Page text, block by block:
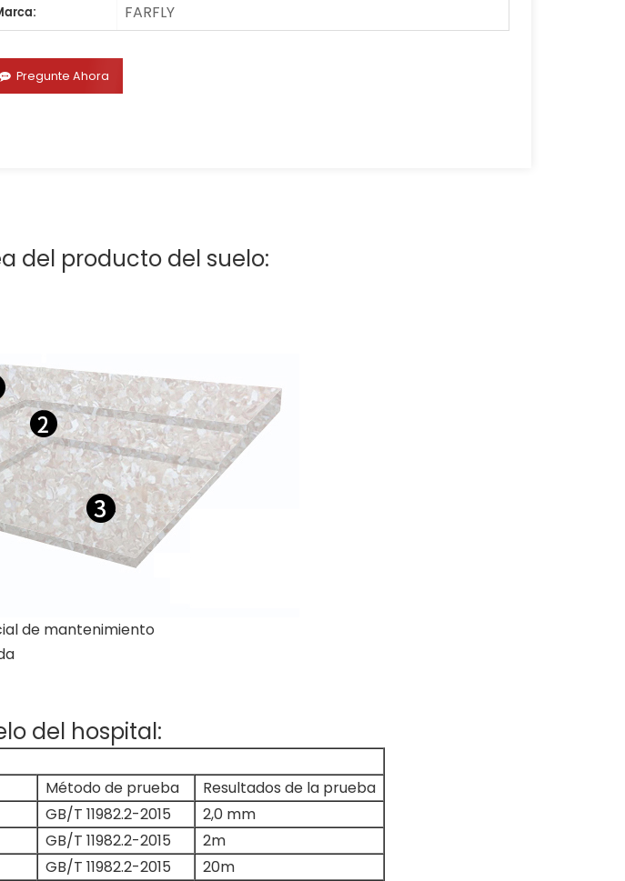
FARFLY
Pregunte Ahora
del producto del suelo:
de mantenimiento
del hospital:
Método de prueba
Resultados de la prueba
GB/T 11982.2-2015
2,0 mm
GB/T 11982.2-2015
2m
GB/T 11982.2-2015
20m